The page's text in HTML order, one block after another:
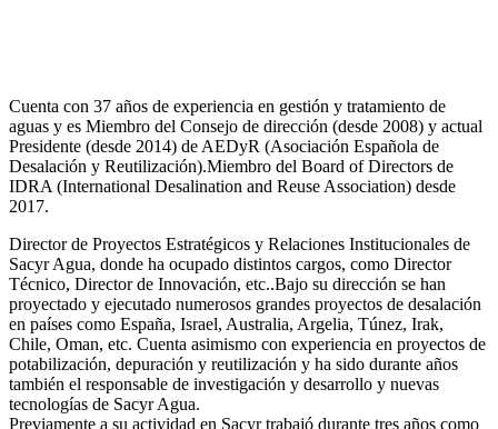
Cuenta con 37 años de experiencia en gestión y tratamiento de
aguas y es Miembro del Consejo de dirección (desde 2008) y actual
Presidente (desde 2014) de AEDyR (Asociación Española de
Desalación y Reutilización).Miembro del Board of Directors de
IDRA (International Desalination and Reuse Association) desde
2017.
Director de Proyectos Estratégicos y Relaciones Institucionales de
Sacyr Agua, donde ha ocupado distintos cargos, como Director
Técnico, Director de Innovación, etc..Bajo su dirección se han
proyectado y ejecutado numerosos grandes proyectos de desalación
en países como España, Israel, Australia, Argelia, Túnez, Irak,
Chile, Oman, etc. Cuenta asimismo con experiencia en proyectos de
potabilización, depuración y reutilización y ha sido durante años
también el responsable de investigación y desarrollo y nuevas
tecnologías de Sacyr Agua.
Previamente a su actividad en Sacyr trabajó durante tres años como